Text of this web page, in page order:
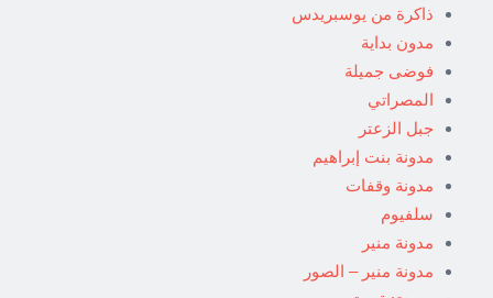
ذاكرة من يوسبريدس
مدون بداية
فوضى جميلة
المصراتي
جبل الزعتر
مدونة بنت إبراهيم
مدونة وقفات
سلفيوم
مدونة منير
مدونة منير – الصور